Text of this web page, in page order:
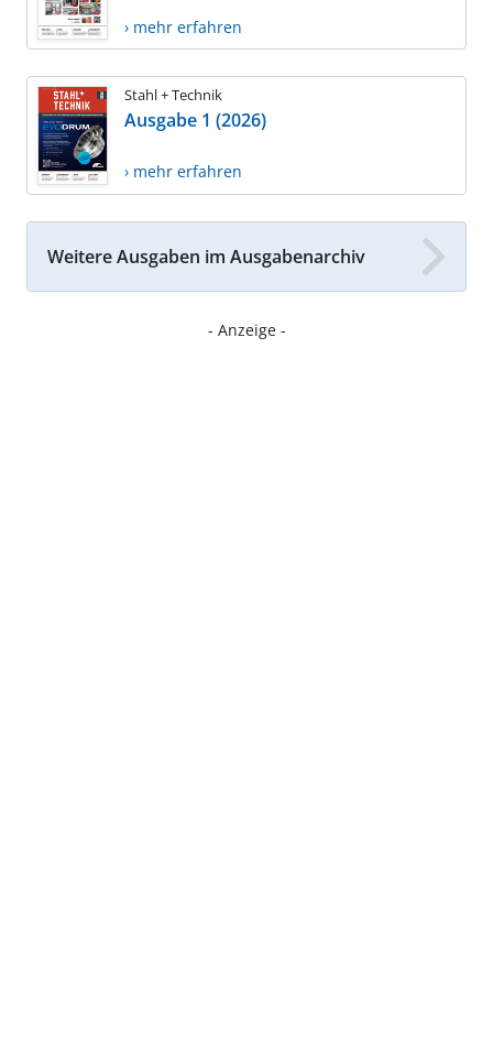
› mehr erfahren
Stahl + Technik
Ausgabe 1 (2026)
› mehr erfahren
Weitere Ausgaben im Ausgabenarchiv
- Anzeige -